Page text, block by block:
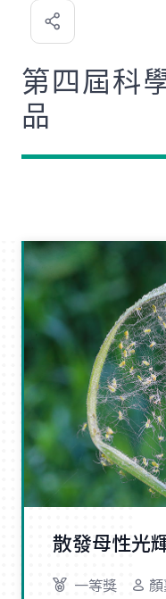
喜
歡
第四屆科
品
散發母性光
一等獎